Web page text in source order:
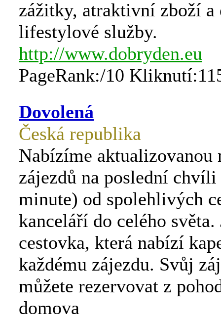
zážitky, atraktivní zboží a
lifestylové služby.
http://www.dobryden.eu
PageRank:/10
Dovolená
Česká republika
Nabízíme aktualizovanou
zájezdů na poslední
minute) od spolehlivých
kanceláří do celého
cestovka, která nabízí
každému zájezdu. Svůj
můžete rezervovat z
domova